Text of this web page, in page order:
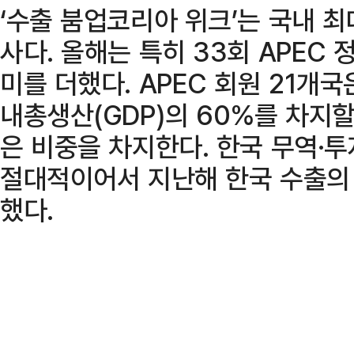
‘수출 붐업코리아 위크’는 국내
사다. 올해는 특히 33회 APEC
미를 더했다. APEC 회원 21개
내총생산(GDP)의 60%를 차지
은 비중을 차지한다. 한국 무역·
절대적이어서 지난해 한국 수출
했다.